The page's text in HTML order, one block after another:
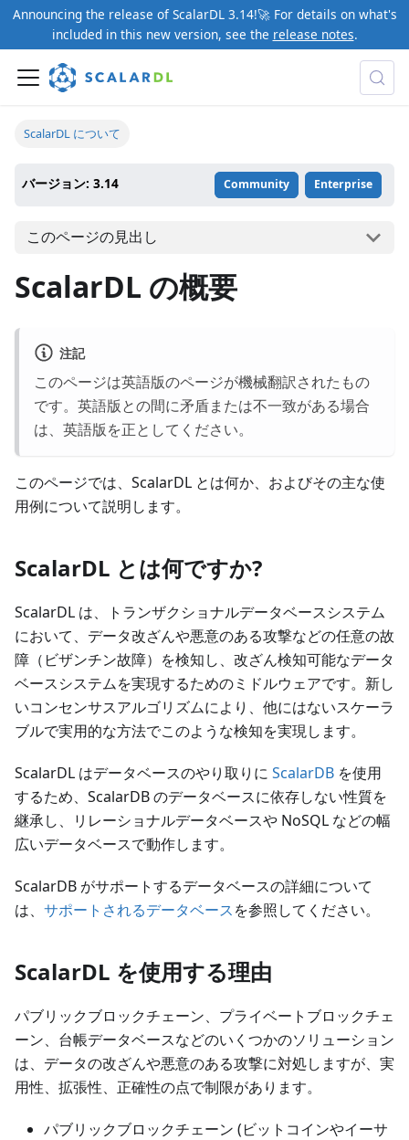
Announcing the release of ScalarDL 3.14!🚀 For details on what's
included in this new version, see the release notes.
ScalarDL について
バージョン: 3.14 Community Enterprise
このページの見出し
ScalarDL の概要
注記
このページは英語版のページが機械翻訳されたもの
です。英語版との間に矛盾または不一致がある場合
は、英語版を正としてください。
このページでは、ScalarDL とは何か、およびその主な使
用例について説明します。
ScalarDL とは何ですか?
ScalarDL は、トランザクショナルデータベースシステム
において、データ改ざんや悪意のある攻撃などの任意の故
障（ビザンチン故障）を検知し、改ざん検知可能なデータ
ベースシステムを実現するためのミドルウェアです。新し
いコンセンサスアルゴリズムにより、他にはないスケーラ
ブルで実用的な方法でこのような検知を実現します。
ScalarDL はデータベースのやり取りに ScalarDB を使用
するため、ScalarDB のデータベースに依存しない性質を
継承し、リレーショナルデータベースや NoSQL などの幅
広いデータベースで動作します。
ScalarDB がサポートするデータベースの詳細について
は、 サポートされるデータベースを参照してください。
ScalarDL を使用する理由
パブリックブロックチェーン、プライベートブロックチェ
ーン、台帳データベースなどのいくつかのソリューション
は、データの改ざんや悪意のある攻撃に対処しますが、実
用性、拡張性、正確性の点で制限があります。
パブリックブロックチェーン (ビットコインやイーサ